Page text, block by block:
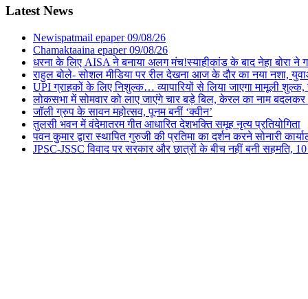
Latest News
Newispatmail epaper 09/08/26
Chamaktaaina epaper 09/08/26
धरना के लिए AISA ने बनाया अलग मंच!स्याहीकांड के बाद नेहा बोरा ने
राहुल बोले- सोशल मीडिया पर रील देखना आज के दौर का नया नशा,
UPI ग्राहकों के लिए निशुल्क… व्यापारियों से लिया जाएगा मामूली
लोकसभा में सोमवार को लाए जाएंगे चार बड़े बिल, केरल का नाम
जॉली ग्रुप के सावन महोत्सव, पूनम बनीं ‘क्वीन’
तुलसी भवन में वंदेमातरम गीत आधारित देशभक्ति समूह नृत्य प्रतियोगिता
पवन कुमार द्वारा स्थापित गुरुजी की प्रतिमा का दर्शन करने सोनारी
JPSC-JSSC विवाद पर सरकार और छात्रों के बीच नहीं बनी सहमति,